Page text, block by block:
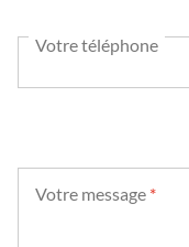
Votre téléphone
Votre message *